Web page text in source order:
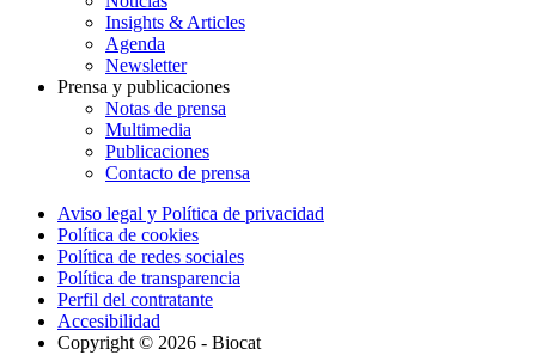
Insights & Articles
Agenda
Newsletter
Prensa y publicaciones
Notas de prensa
Multimedia
Publicaciones
Contacto de prensa
Aviso legal y Política de privacidad
Política de cookies
Política de redes sociales
Política de transparencia
Perfil del contratante
Accesibilidad
Copyright © 2026 - Biocat